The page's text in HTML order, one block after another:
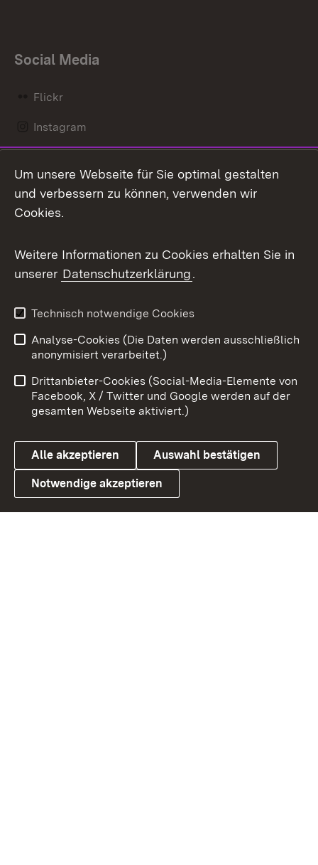
Social Media
Flickr
Instagram
Mastodon
Messenger
Social Wall
X / Twitter
Youtube
Link zum Landesportal
Benutzungshinweise
Barrierefreiheit
Datenschutz
Cookies
Um unsere Webseite für Sie optimal gestalten
und verbessern zu können, verwenden wir
Cookies.
Weitere Informationen zu Cookies erhalten Sie in
unserer Datenschutzerklärung.
Technisch notwendige Cookies
Analyse-Cookies (Die Daten werden ausschließlich
anonymisiert verarbeitet.)
Drittanbieter-Cookies (Social-Media-Elemente von
Facebook, X / Twitter und Google werden auf der
gesamten Webseite aktiviert.)
Alle akzeptieren Auswahl bestätigen
Notwendige akzeptieren